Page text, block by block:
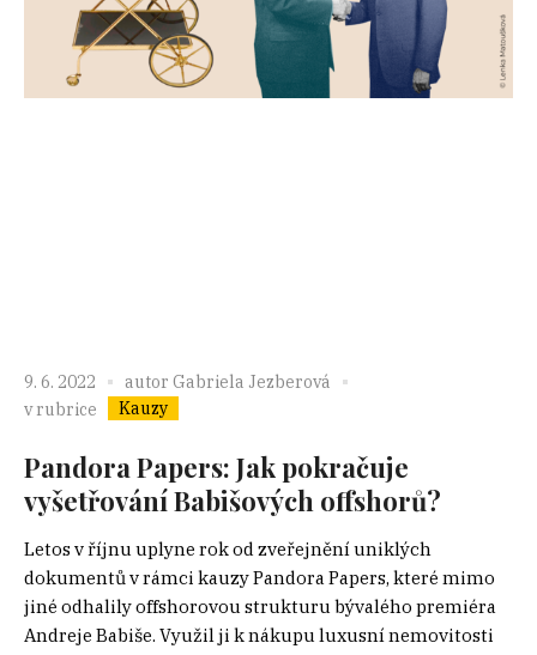
9. 6. 2022 autor Gabriela Jezberová
v rubrice
Kauzy
Pandora Papers: Jak pokračuje
vyšetřování Babišových offshorů?
Letos v říjnu uplyne rok od zveřejnění uniklých
dokumentů v rámci kauzy Pandora Papers, které mimo
jiné odhalily offshorovou strukturu bývalého premiéra
Andreje Babiše. Využil ji k nákupu luxusní nemovitosti